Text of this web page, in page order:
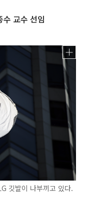
교수 선임
깃발이 나부끼고 있다.